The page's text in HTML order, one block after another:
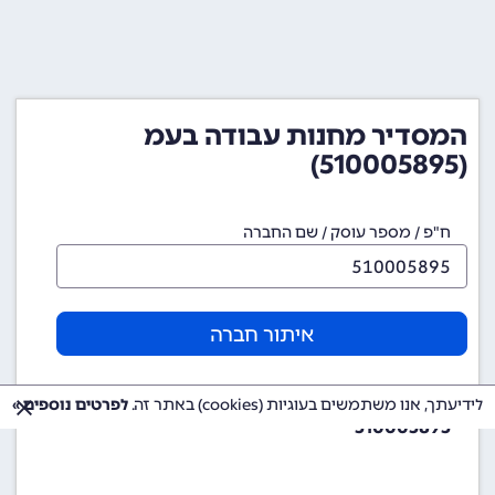
המסדיר מחנות עבודה בעמ
(510005895)
ח"פ / מספר עוסק / שם החברה
איתור חברה
510005895
לידיעתך, אנו משתמשים בעוגיות (cookies) באתר זה. לפרטים נוספים »